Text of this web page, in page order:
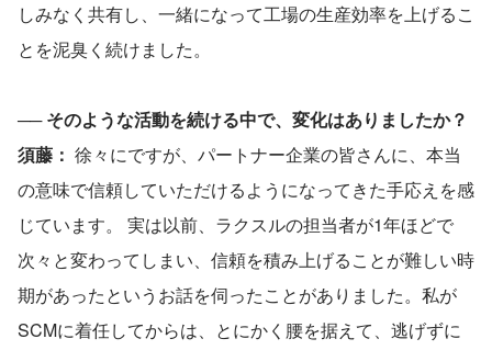
しみなく共有し、一緒になって工場の生産効率を上げるこ
とを泥臭く続けました。
── そのような活動を続ける中で、変化はありましたか？
須藤： 徐々にですが、パートナー企業の皆さんに、本当
の意味で信頼していただけるようになってきた手応えを感
じています。 実は以前、ラクスルの担当者が1年ほどで
次々と変わってしまい、信頼を積み上げることが難しい時
期があったというお話を伺ったことがありました。私が
SCMに着任してからは、とにかく腰を据えて、逃げずに